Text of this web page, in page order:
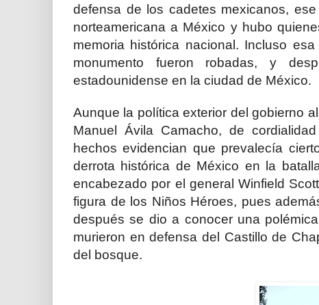
defensa de los cadetes mexicanos,
norteamericana a México y hubo
memoria histórica nacional. Incluso
monumento fueron robadas, y
estadounidense en la ciudad de México.
Aunque la política exterior del gobierno
Manuel Ávila Camacho, de
hechosevidencian que prevalecía
derrota histórica de México en la
encabezado por el general Winfield
figura de los Niños Héroes, pues
después se dio a conocer una
murieron en defensa del Castillo de
del bosque.